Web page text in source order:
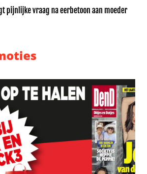
pijnlijke vraag na eerbetoon aan moeder